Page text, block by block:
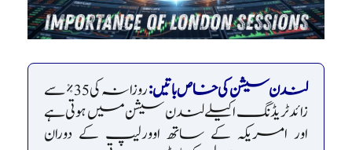
لندن سیشن کی خاص باتیں:
روزانہ کی 35% سے
زائد ٹریڈنگ اکیلے لندن سیشن میں ہوتی ہے
اور امریکہ کے ساتھ اوورلیپ کے دوران